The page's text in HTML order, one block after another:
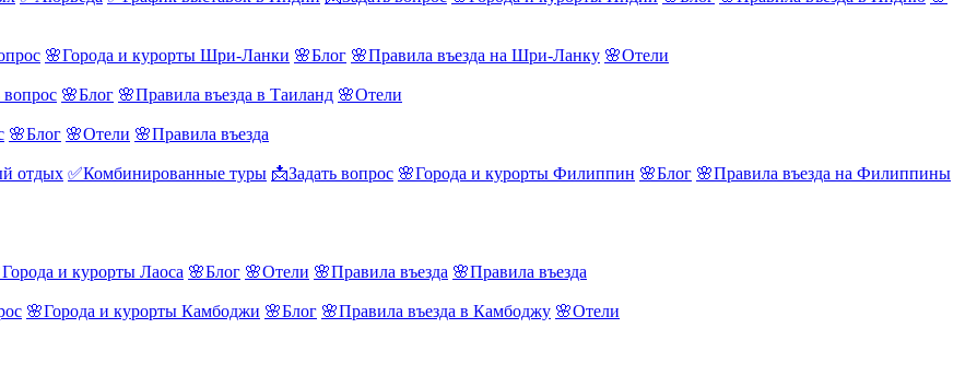
🌸Города и курорты Шри-Ланки 🌸Блог 🌸Правила въезда на Шри-Ланку 🌸Отели
вопрос 🌸Блог 🌸Правила въезда в Таиланд 🌸Отели
🌸Блог 🌸Отели 🌸Правила въезда
отдых ✅Комбинированные туры 📩Задать вопрос 🌸Города и курорты Филиппин 🌸Блог 🌸Правила въезда на Филиппины
и курорты Лаоса 🌸Блог 🌸Отели 🌸Правила въезда 🌸Правила въезда
🌸Города и курорты Камбоджи 🌸Блог 🌸Правила въезда в Камбоджу 🌸Отели